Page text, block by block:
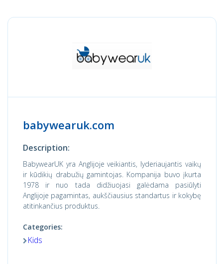
babywearuk.com
Description:
BabywearUK yra Anglijoje veikiantis, lyderiaujantis vaikų
ir kūdikių drabužių gamintojas. Kompanija buvo įkurta
1978 ir nuo tada didžiuojasi galėdama pasiūlyti
Anglijoje pagamintas, aukščiausius standartus ir kokybę
atitinkančius produktus.
Categories:
Kids